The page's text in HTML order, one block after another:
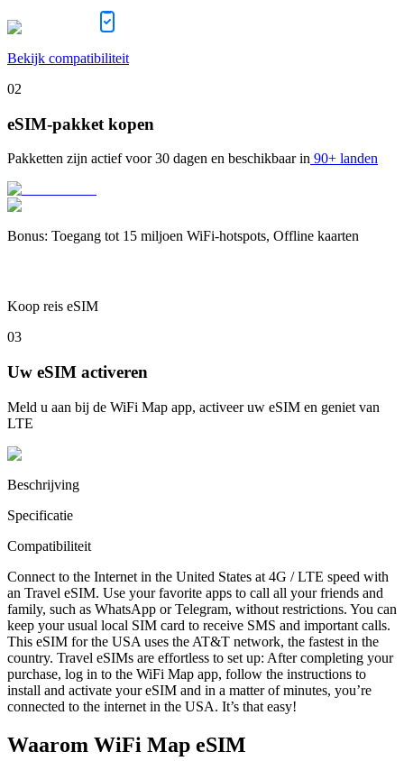
Bekijk compatibiliteit
02
eSIM-pakket kopen
Pakketten zijn actief voor 30 dagen en beschikbaar in 90+ landen
Bonus: Toegang tot 15 miljoen WiFi-hotspots, Offline kaarten
Koop reis eSIM
03
Uw eSIM activeren
Meld u aan bij de WiFi Map app, activeer uw eSIM en geniet van
LTE
Beschrijving
Specificatie
Compatibiliteit
Connect to the Internet in the United States at 4G / LTE speed with
an Travel eSIM. Use your favorite apps to call all your friends and
family, such as WhatsApp or Telegram, without restrictions. You can
keep your usual local SIM card to receive SMS and important calls.
This eSIM for the USA uses the AT&T network, the fastest in the
country. Travel eSIMs are effortless to set up: After completing your
purchase, log in to the WiFi Map app, follow the instructions to
install and activate your eSIM and in a matter of minutes, you’re
connected to the internet in the USA. It’s that easy!
Waarom WiFi Map eSIM